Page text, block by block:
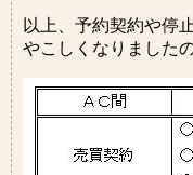
以上、予約契約や停
やこしくなりました